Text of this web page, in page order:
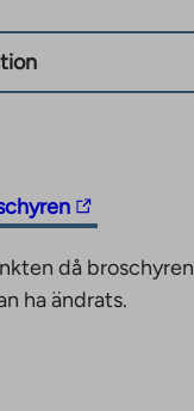
då broschyren
ha ändrats.